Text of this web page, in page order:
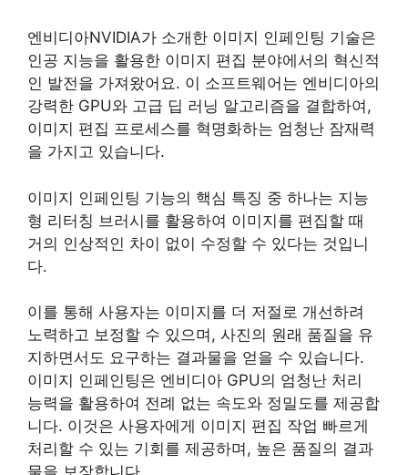
엔비디아NVIDIA가 소개한 이미지 인페인팅 기술은
인공 지능을 활용한 이미지 편집 분야에서의 혁신적
인 발전을 가져왔어요. 이 소프트웨어는 엔비디아의
강력한 GPU와 고급 딥 러닝 알고리즘을 결합하여,
이미지 편집 프로세스를 혁명화하는 엄청난 잠재력
을 가지고 있습니다.
이미지 인페인팅 기능의 핵심 특징 중 하나는 지능
형 리터칭 브러시를 활용하여 이미지를 편집할 때
거의 인상적인 차이 없이 수정할 수 있다는 것입니
다.
이를 통해 사용자는 이미지를 더 저절로 개선하려
노력하고 보정할 수 있으며, 사진의 원래 품질을 유
지하면서도 요구하는 결과물을 얻을 수 있습니다.
이미지 인페인팅은 엔비디아 GPU의 엄청난 처리
능력을 활용하여 전례 없는 속도와 정밀도를 제공합
니다. 이것은 사용자에게 이미지 편집 작업 빠르게
처리할 수 있는 기회를 제공하며, 높은 품질의 결과